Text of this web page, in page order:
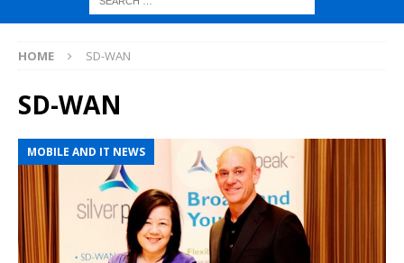
HOME SD-WAN
SD-WAN
MOBILE AND IT NEWS